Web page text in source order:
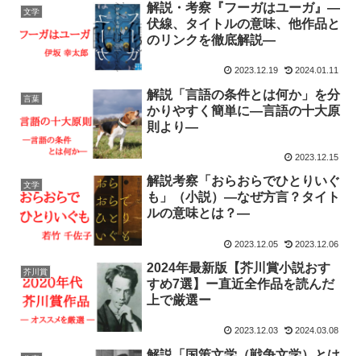
文学
解説・考察『フーガはユーガ』―
伏線、タイトルの意味、他作品と
のリンクを徹底解説―
2023.12.19 2024.01.11
言葉
解説「言語の条件とは何か」を分
かりやすく簡単に―言語の十大原
則より―
2023.12.15
文学
解説考察「おらおらでひとりいぐ
も」（小説）―なぜ方言？タイト
ルの意味とは？―
2023.12.05 2023.12.06
芥川賞
2024年最新版【芥川賞小説おす
すめ7選】ー直近全作品を読んだ
上で厳選ー
2023.12.03 2024.03.08